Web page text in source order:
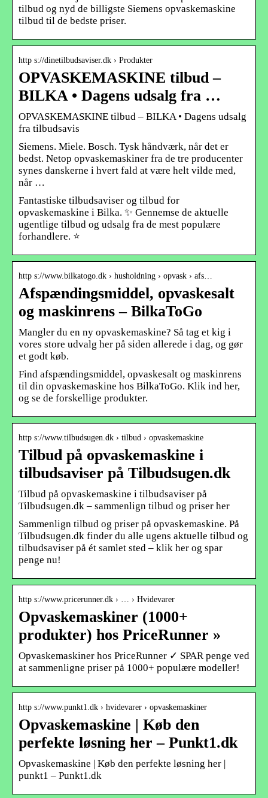
tilbud og nyd de billigste Siemens opvaskemaskine
tilbud til de bedste priser.
http s://dinetilbudsaviser.dk › Produkter
OPVASKEMASKINE tilbud –
BILKA • Dagens udsalg fra …
OPVASKEMASKINE tilbud – BILKA • Dagens udsalg
fra tilbudsavis
Siemens. Miele. Bosch. Tysk håndværk, når det er
bedst. Netop opvaskemaskiner fra de tre producenter
synes danskerne i hvert fald at være helt vilde med,
når …
Fantastiske tilbudsaviser og tilbud for
opvaskemaskine i Bilka. ✨ Gennemse de aktuelle
ugentlige tilbud og udsalg fra de mest populære
forhandlere. ⭐
http s://www.bilkatogo.dk › husholdning › opvask › afs…
Afspændingsmiddel, opvaskesalt
og maskinrens – BilkaToGo
Mangler du en ny opvaskemaskine? Så tag et kig i
vores store udvalg her på siden allerede i dag, og gør
et godt køb.
Find afspændingsmiddel, opvaskesalt og maskinrens
til din opvaskemaskine hos BilkaToGo. Klik ind her,
og se de forskellige produkter.
http s://www.tilbudsugen.dk › tilbud › opvaskemaskine
Tilbud på opvaskemaskine i
tilbudsaviser på Tilbudsugen.dk
Tilbud på opvaskemaskine i tilbudsaviser på
Tilbudsugen.dk – sammenlign tilbud og priser her
Sammenlign tilbud og priser på opvaskemaskine. På
Tilbudsugen.dk finder du alle ugens aktuelle tilbud og
tilbudsaviser på ét samlet sted – klik her og spar
penge nu!
http s://www.pricerunner.dk › … › Hvidevarer
Opvaskemaskiner (1000+
produkter) hos PriceRunner »
Opvaskemaskiner hos PriceRunner ✓ SPAR penge ved
at sammenligne priser på 1000+ populære modeller!
http s://www.punkt1.dk › hvidevarer › opvaskemaskiner
Opvaskemaskine | Køb den
perfekte løsning her – Punkt1.dk
Opvaskemaskine | Køb den perfekte løsning her |
punkt1 – Punkt1.dk